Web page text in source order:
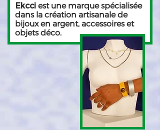
Ekcci est une marque spécialisée
dans la création artisanale de
bijoux en argent, accessoires et
objets déco.